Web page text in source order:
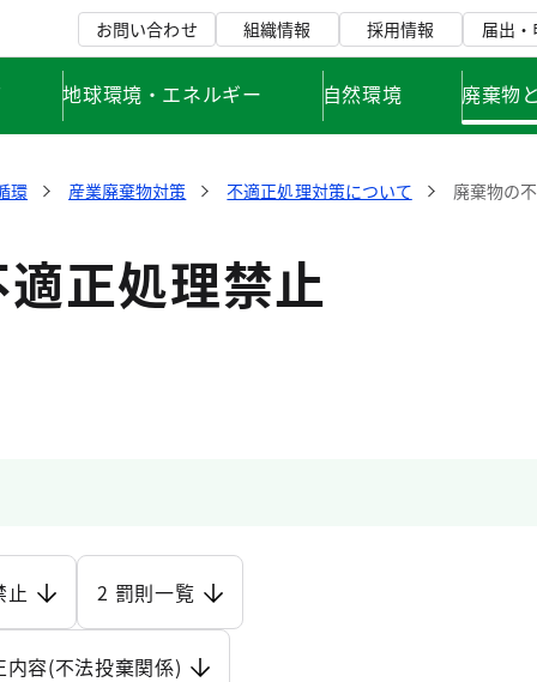
お問い合わせ 組織情報 採用情報 届出
地球環境・エネルギー 自然環境 廃棄物
環 産業廃棄物対策 不適正処理対策について 廃棄物の
正処理禁止
止 2 罰則一覧
容(不法投棄関係)